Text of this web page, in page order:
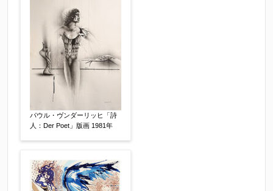
作品コンディション
その他 【任意】
パウル・ヴンダーリッヒ「詩
人：Der Poet」版画 1981年